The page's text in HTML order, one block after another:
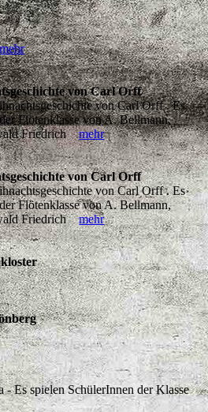
mehr
von Carl Orff
von Carl Orff . Es
Flötenklasse von A. Bellmann,
Friedrichmehr
von Carl Orff
von Carl Orff . Es
Flötenklasse von A. Bellmann,
Friedrichmehr
- Es spielen SchülerInnen der Klasse